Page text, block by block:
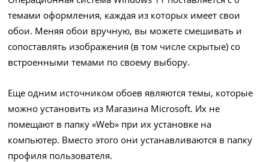
темами оформления, каждая из которых имеет свои
обои. Меняя обои вручную, вы можете смешивать и
сопоставлять изображения (в том числе скрытые) со
встроенными темами по своему выбору.
Еще одним источником обоев являются темы, которые
можно установить из Магазина Microsoft. Их не
помещают в папку «Web» при их установке на
компьютер. Вместо этого они устанавливаются в папку
профиля пользователя.